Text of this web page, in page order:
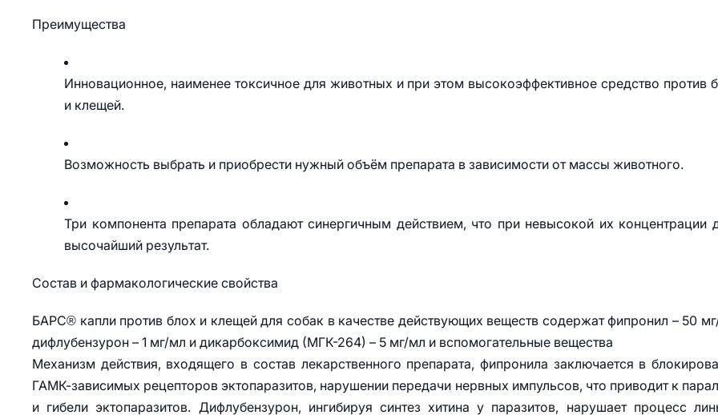
Преимущества
Инновационное, наименее токсичное для животных и при этом высокоэффективное средство против
и клещей.
Возможность выбрать и приобрести нужный объём препарата в зависимости от массы животного.
Три компонента препарата обладают синергичным действием, что при невысокой их концентрации
высочайший результат.
Состав и фармакологические свойства
БАРС® капли против блох и клещей для собак в качестве действующих веществ содержат фипронил – 50
дифлубензурон – 1 мг/мл и дикарбоксимид (МГК-264) – 5 мг/мл и вспомогательные вещества
Механизм действия, входящего в состав лекарственного препарата, фипронила заключается в
ГАМК-зависимых рецепторов эктопаразитов, нарушении передачи нервных импульсов, что приводит к
и гибели эктопаразитов. Дифлубензурон, ингибируя синтез хитина у паразитов, нарушает процесс